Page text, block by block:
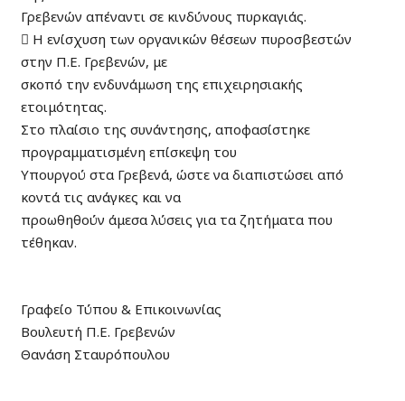
Γρεβενών απέναντι σε κινδύνους πυρκαγιάς.
 Η ενίσχυση των οργανικών θέσεων πυροσβεστών
στην Π.Ε. Γρεβενών, με
σκοπό την ενδυνάμωση της επιχειρησιακής
ετοιμότητας.
Στο πλαίσιο της συνάντησης, αποφασίστηκε
προγραμματισμένη επίσκεψη του
Υπουργού στα Γρεβενά, ώστε να διαπιστώσει από
κοντά τις ανάγκες και να
προωθηθούν άμεσα λύσεις για τα ζητήματα που
τέθηκαν.
Γραφείο Τύπου & Επικοινωνίας
Βουλευτή Π.Ε. Γρεβενών
Θανάση Σταυρόπουλου